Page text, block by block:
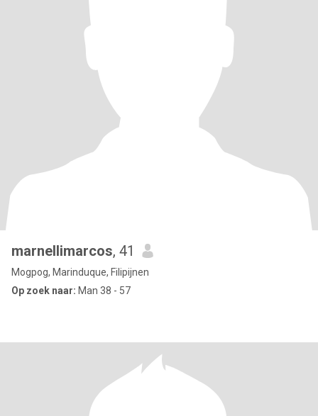
marnellimarcos, 41
Mogpog, Marinduque, Filipijnen
Op zoek naar: Man 38 - 57